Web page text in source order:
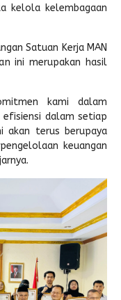
kelola kelembagaan
Satuan Kerja MAN
ini merupakan hasil
kami dalam
dalam setiap
akan terus berupaya
keuangan